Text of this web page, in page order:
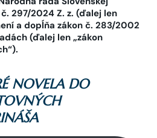
297/2024 Z. z. (ďalej len
a dopĺňa zákon č. 283/2002
(ďalej len „zákon
NOVELA DO